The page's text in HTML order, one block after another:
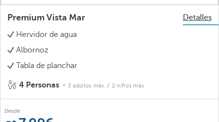
Premium Vista Mar
Detalles
Hervidor de agua
Albornoz
Tabla de planchar
4 Personas 3 adultos máx. / 2 niños máx.
Desde